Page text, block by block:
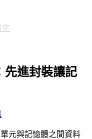
夾
先進封裝讓記
元與記憶體之間資料